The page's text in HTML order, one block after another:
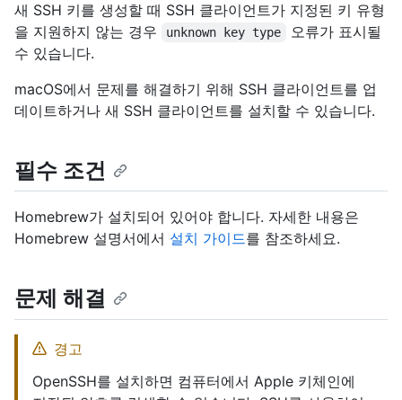
새 SSH 키를 생성할 때 SSH 클라이언트가 지정된 키 유형
을 지원하지 않는 경우
unknown key type
오류가 표시될
수 있습니다.
macOS에서 문제를 해결하기 위해 SSH 클라이언트를 업
데이트하거나 새 SSH 클라이언트를 설치할 수 있습니다.
필수 조건
Homebrew가 설치되어 있어야 합니다. 자세한 내용은
Homebrew 설명서에서 설치 가이드를 참조하세요.
문제 해결
경고
OpenSSH를 설치하면 컴퓨터에서 Apple 키체인에